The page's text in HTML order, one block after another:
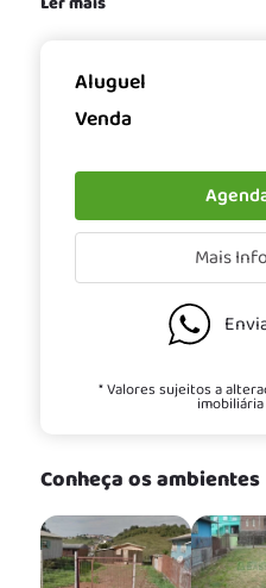
Aluguel
Venda
Mais
* Valores sujeitos a
Conheça os ambientes